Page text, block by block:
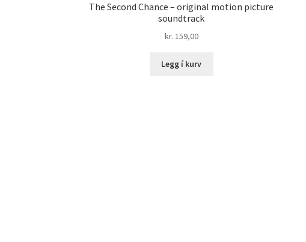
The Second Chance – original motion picture
soundtrack
kr. 159,00
Legg í kurv